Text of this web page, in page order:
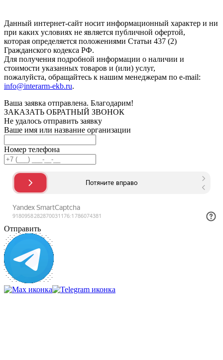
Данный интернет-сайт носит информационный характер и ни
при каких условиях не является публичной офертой,
которая определяется положениями Статьи 437 (2)
Гражданского кодекса РФ.
Для получения подробной информации о наличии и
стоимости указанных товаров и (или) услуг,
пожалуйста, обращайтесь к нашим менеджерам по e-mail:
info@interarm-ekb.ru.
Ваша заявка отправлена. Благодарим!
ЗАКАЗАТЬ ОБРАТНЫЙ ЗВОНОК
Не удалось отправить заявку
Ваше имя или название организации
Номер телефона
Отправить